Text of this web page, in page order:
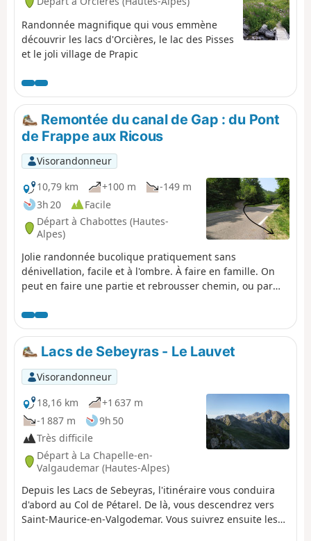
Randonnée magnifique qui vous emmène
découvrir les lacs d'Orcières, le lac des Pisses
et le joli village de Prapic
Remontée du canal de Gap : du Pont
de Frappe aux Ricous
Visorandonneur
10,79 km
+100 m
-149 m
3h 20
Facile
Départ à Chabottes (Hautes-
Alpes)
Jolie randonnée bucolique pratiquement sans
dénivellation, facile et à l'ombre. À faire en famille. On
peut en faire une partie et rebrousser chemin, ou par
randonnée en sens inverse . Le canal est toujours
recouvert on ne voit donc pas l'eau. Attention entre le
départ et le point 2 il y a une forte descente dans les
bois.Lacs de Sebeyras - Le Lauvet
Visorandonneur
18,16 km
+1 637 m
-1 887 m
9h 50
Très difficile
Départ à La Chapelle-en-
Valgaudemar (Hautes-Alpes)
Depuis les Lacs de Sebeyras, l'itinéraire vous conduira
d'abord au Col de Pétarel. De là, vous descendrez vers
Saint-Maurice-en-Valgodemar. Vous suivrez ensuite les